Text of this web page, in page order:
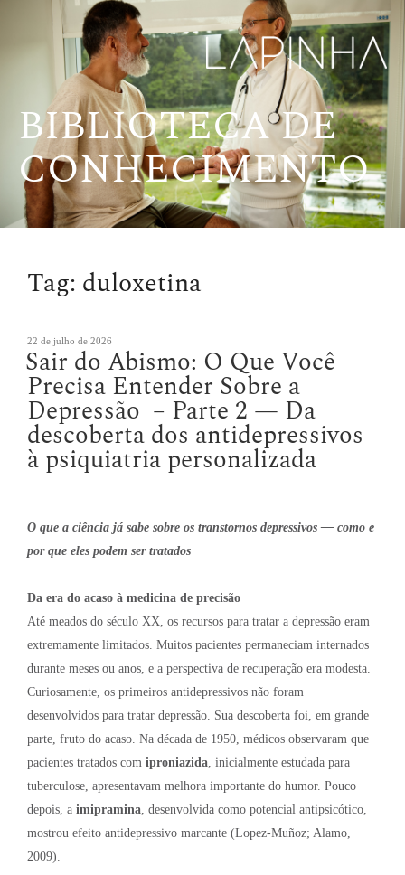
BIBLIOTECA DE
CONHECIMENTO
Tag: duloxetina
Publicado
em
22 de julho de 2026
Sair do Abismo: O Que Você
Precisa Entender Sobre a
Depressão – Parte 2 — Da
descoberta dos antidepressivos
à psiquiatria personalizada
O que a ciência já sabe sobre os transtornos depressivos — como e
por que eles podem ser tratados
Da era do acaso à medicina de precisão
Até meados do século XX, os recursos para tratar a depressão eram
extremamente limitados. Muitos pacientes permaneciam internados
durante meses ou anos, e a perspectiva de recuperação era modesta.
Curiosamente, os primeiros antidepressivos não foram
desenvolvidos para tratar depressão. Sua descoberta foi, em grande
parte, fruto do acaso. Na década de 1950, médicos observaram que
pacientes tratados com iproniazida, inicialmente estudada para
tuberculose, apresentavam melhora importante do humor. Pouco
depois, a imipramina, desenvolvida como potencial antipsicótico,
mostrou efeito antidepressivo marcante (Lopez-Muñoz; Alamo,
2009).